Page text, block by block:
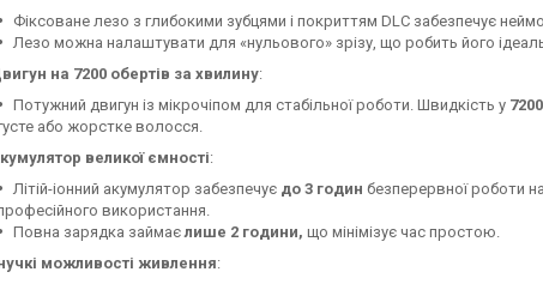
Фіксоване лезо з глибокими зубцями і покриттям DLC забезпечує
Лезо можна налаштувати для «нульового» зрізу, що робить його
на 7200 обертів за хвилину:
Потужний двигун із мікрочіпом для стабільної роботи. Швидкість у
або жорстке волосся.
великої ємності:
Літій-іонний акумулятор забезпечує до 3 годин безперервної роботи
використання.
Повна зарядка займаєлише 2 години, що мінімізує час простою.
можливості живлення: